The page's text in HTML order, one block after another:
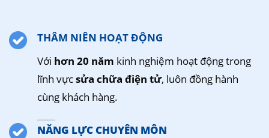
THÂM NIÊN HOẠT ĐỘNG
Với hơn 20 năm kinh nghiệm hoạt động trong
lĩnh vựcsửa chữa điện tử, luôn đồng hành
cùng khách hàng.
NĂNG LỰC CHUYÊN MÔN